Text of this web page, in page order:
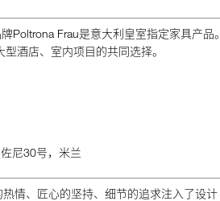
Poltrona Frau是意大利皇室指定家具产品。
酒店、室内项目的共同选择。
尼30号，米兰
情、匠心的坚持、细节的追求注入了设计